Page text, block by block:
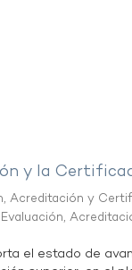
y la
Acreditación y
el estado de